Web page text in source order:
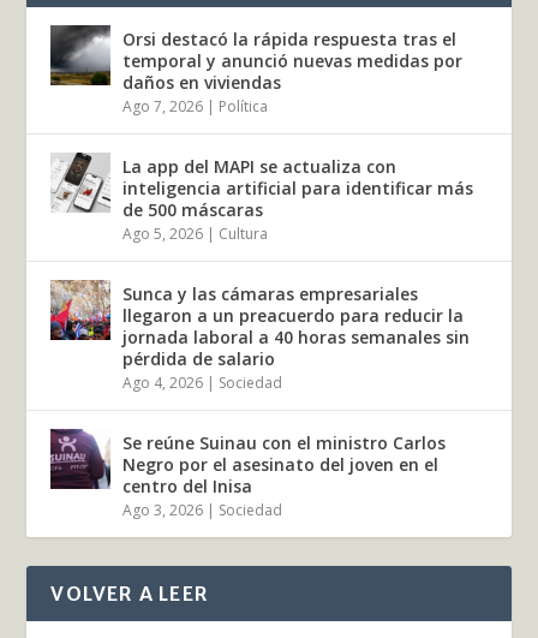
Orsi destacó la rápida respuesta tras el
temporal y anunció nuevas medidas por
daños en viviendas
Ago 7, 2026 | Política
La app del MAPI se actualiza con
inteligencia artificial para identificar más
de 500 máscaras
Ago 5, 2026 | Cultura
Sunca y las cámaras empresariales
llegaron a un preacuerdo para reducir la
jornada laboral a 40 horas semanales sin
pérdida de salario
Ago 4, 2026 | Sociedad
Se reúne Suinau con el ministro Carlos
Negro por el asesinato del joven en el
centro del Inisa
Ago 3, 2026 | Sociedad
VOLVER A LEER